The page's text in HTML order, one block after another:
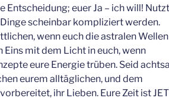
Entscheidung; euer Ja – ich will!
scheinbar kompliziert werden.
wenn euch die astralen
mit dem Licht in euch, wenn
eure Energie trüben. Seid
eurem alltäglichen, und dem
ihr Lieben. Eure Zeit ist